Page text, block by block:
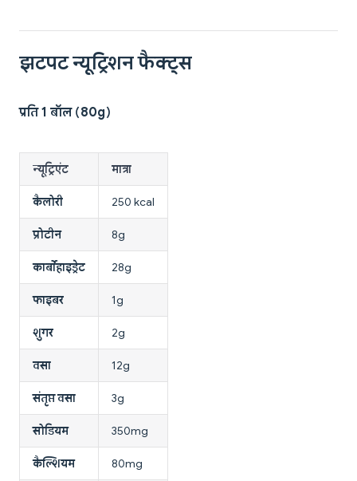
झटपट न्यूट्रिशन फैक्ट्स
प्रति 1 बॉल (80g)
न्यूट्रिएंट मात्रा
कैलोरी 250 kcal
प्रोटीन 8g
कार्बोहाइड्रेट 28g
फाइबर 1g
शुगर 2g
वसा 12g
संतृप्त वसा 3g
सोडियम 350mg
कैल्शियम 80mg